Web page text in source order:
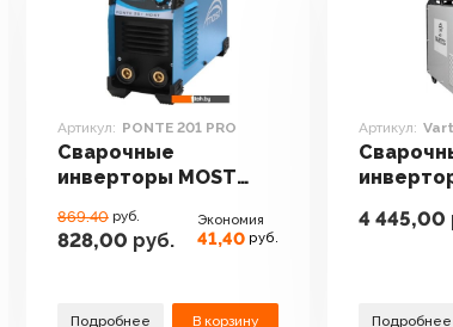
Артикул: PONTE 201 PRO
Сварочные
инверторы MOST
869.40 руб.
828,00 руб.
Экономия
41,40 руб.
Подробнее В корзину
Артикул:
4 445,00
Подробнее